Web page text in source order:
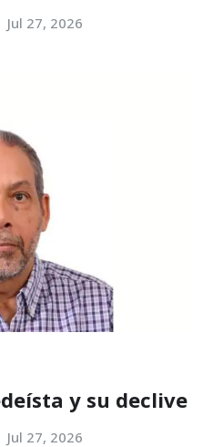
Jul 27, 2026
y su declive
Jul 27, 2026